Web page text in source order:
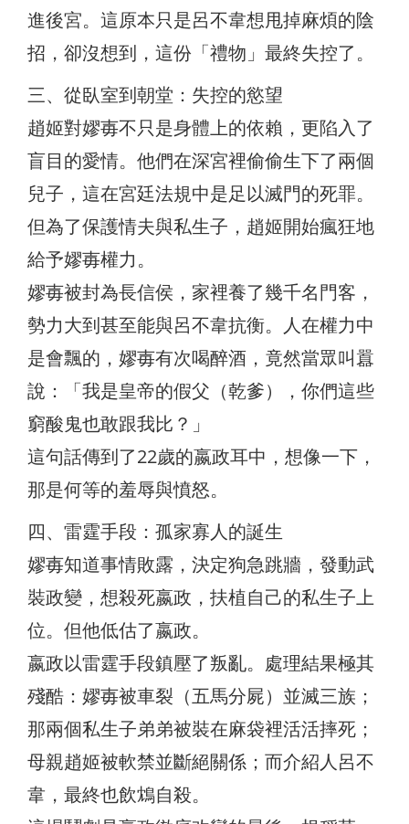
進後宮。這原本只是呂不韋想甩掉麻煩的陰
招，卻沒想到，這份「禮物」最終失控了。
三、從臥室到朝堂：失控的慾望
趙姬對嫪毐不只是身體上的依賴，更陷入了
盲目的愛情。他們在深宮裡偷偷生下了兩個
兒子，這在宮廷法規中是足以滅門的死罪。
但為了保護情夫與私生子，趙姬開始瘋狂地
給予嫪毐權力。
嫪毐被封為長信侯，家裡養了幾千名門客，
勢力大到甚至能與呂不韋抗衡。人在權力中
是會飄的，嫪毐有次喝醉酒，竟然當眾叫囂
說：「我是皇帝的假父（乾爹），你們這些
窮酸鬼也敢跟我比？」
這句話傳到了22歲的嬴政耳中，想像一下，
那是何等的羞辱與憤怒。
四、雷霆手段：孤家寡人的誕生
嫪毐知道事情敗露，決定狗急跳牆，發動武
裝政變，想殺死嬴政，扶植自己的私生子上
位。但他低估了嬴政。
嬴政以雷霆手段鎮壓了叛亂。處理結果極其
殘酷：嫪毐被車裂（五馬分屍）並滅三族；
那兩個私生子弟弟被裝在麻袋裡活活摔死；
母親趙姬被軟禁並斷絕關係；而介紹人呂不
韋，最終也飲鴆自殺。